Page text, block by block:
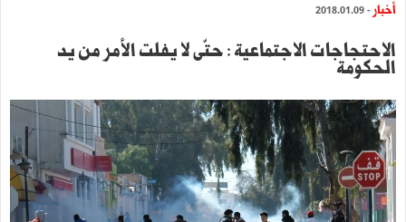
أخبار - 2018.01.09
الاحتجاجات الاجتماعية : حتّى لا يفلت الأمر من يد
الحكومة